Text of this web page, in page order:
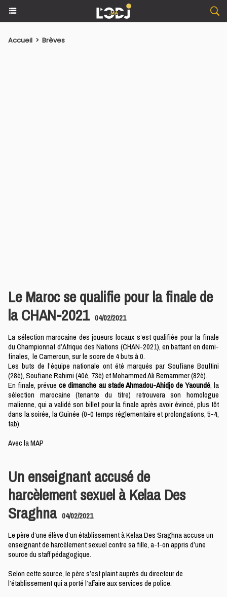
Accueil > Brèves
Le Maroc se qualifie pour la finale de
la CHAN-2021 04/02/2021
La sélection marocaine des joueurs locaux s’est qualifiée pour la finale
du Championnat d’Afrique des Nations (CHAN-2021), en battant en demi-
finales, le Cameroun, sur le score de 4 buts à 0.
Les buts de l’équipe nationale ont été marqués par Soufiane Bouftini
(28è), Soufiane Rahimi (40è, 73è) et Mohammed Ali Bemammer (82è).
En finale, prévuece dimanche au stade Ahmadou-Ahidjo de Yaoundé, la
sélection marocaine (tenante du titre) retrouvera son homologue
malienne, qui a validé son billet pour la finale après avoir évincé, plus tôt
dans la soirée, la Guinée (0-0 temps réglementaire et prolongations, 5-4,
tab).
Avec la MAP
Un enseignant accusé de
harcèlement sexuel à Kelaa Des
Sraghna 04/02/2021
Le père d’une élève d’un établissement à Kelaa Des Sraghna accuse un
enseignant de harcèlement sexuel contre sa fille, a-t-on appris d’une
source du staff pédagogique.
Selon cette source, le père s’est plaint auprès du directeur de
l’établissement qui a porté l’affaire aux services de police.